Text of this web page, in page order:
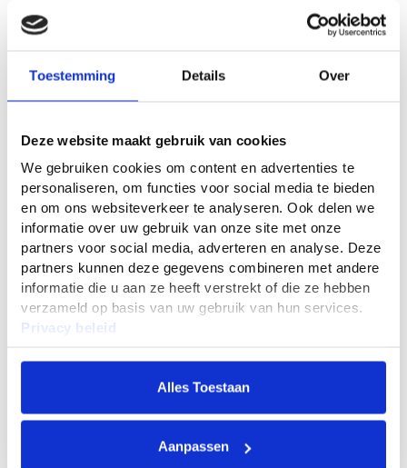
Toestemming Details Over
Deze website maakt gebruik van cookies
We gebruiken cookies om content en advertenties te
personaliseren, om functies voor social media te bieden
en om ons websiteverkeer te analyseren. Ook delen we
informatie over uw gebruik van onze site met onze
partners voor social media, adverteren en analyse. Deze
partners kunnen deze gegevens combineren met andere
informatie die u aan ze heeft verstrekt of die ze hebben
verzameld op basis van uw gebruik van hun services.
Privacy beleid
Alles Toestaan
Aanpassen
In Winkelwagen
Peters Meststof NPK 6-18-
995 1495
In Winkelwagen
13400
Peters Meststoffen 27-15-
12+TE Foliar Feed 500 gram
Peters Meststoffen 27-15-
12+TE Foliar Feed 1 kg
9 95